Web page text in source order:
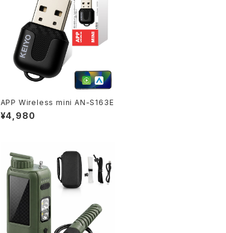
APP Wireless mini AN-S163E
¥4,980